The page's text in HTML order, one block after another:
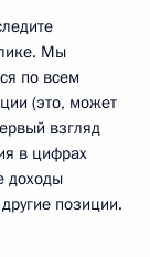
Мы
по всем
(это, может
взгляд
в цифрах
доходы
позиции.